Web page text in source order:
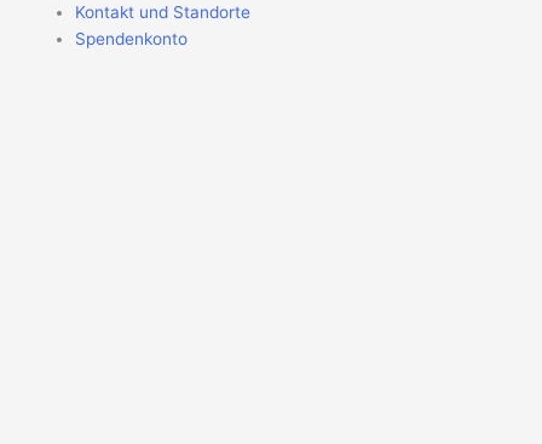
Kontakt und Standorte
Spendenkonto